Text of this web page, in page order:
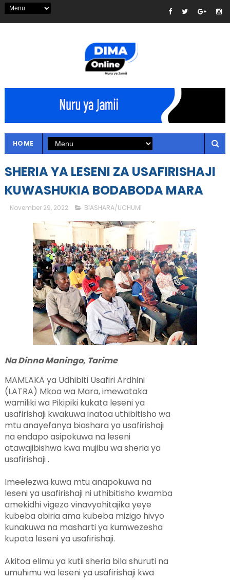
HOME
SHERIA YA LESENI ZA USAFIRISHAJI
KUWASHUKIA BODABODA MARA
November 29, 2022 BIASHARA/UCHUMI
Na Dinna Maningo, Tarime
MAMLAKA ya Udhibiti Usafiri Ardhini
(LATRA) Mkoa wa Mara, imewataka
wamiliki wa Pikipiki kukata leseni ya
usafirishaji kwakuwa inatoa uthibitisho wa
mtu anayefanya biashara ya usafirishaji
na endapo asipokuwa na leseni
atawajibishwa kwa mujibu wa sheria ya
usafirishaji .
Imeelezwa kuwa mtu anapokuwa na
leseni ya usafirishaji ni uthibitisho kwamba
amekidhi vigezo vinavyohitajika yeye
kubeba abiria ama kubeba mizigo hivyo
kunakuwa na masharti ya kumwezesha
kupata leseni ya usafirishaji.
Akitoa elimu ya kutii sheria bila shuruti na
umuhimu wa leseni ya usafirishaji kwa